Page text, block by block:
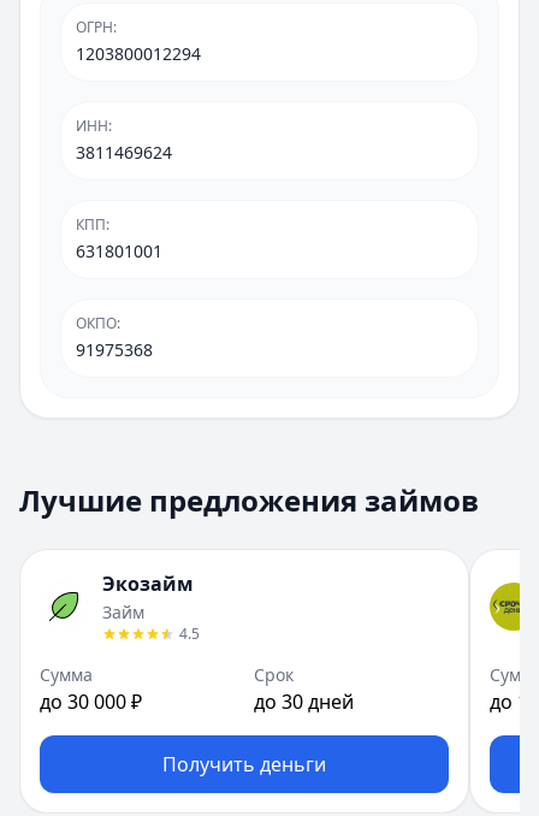
ОГРН:
1203800012294
ИНН:
3811469624
КПП:
631801001
ОКПО:
91975368
Лучшие предложения займов
Экозайм
Займ
4.5
Сумма
до 30 000 ₽
Срок
до 30 дней
Получить деньги
до